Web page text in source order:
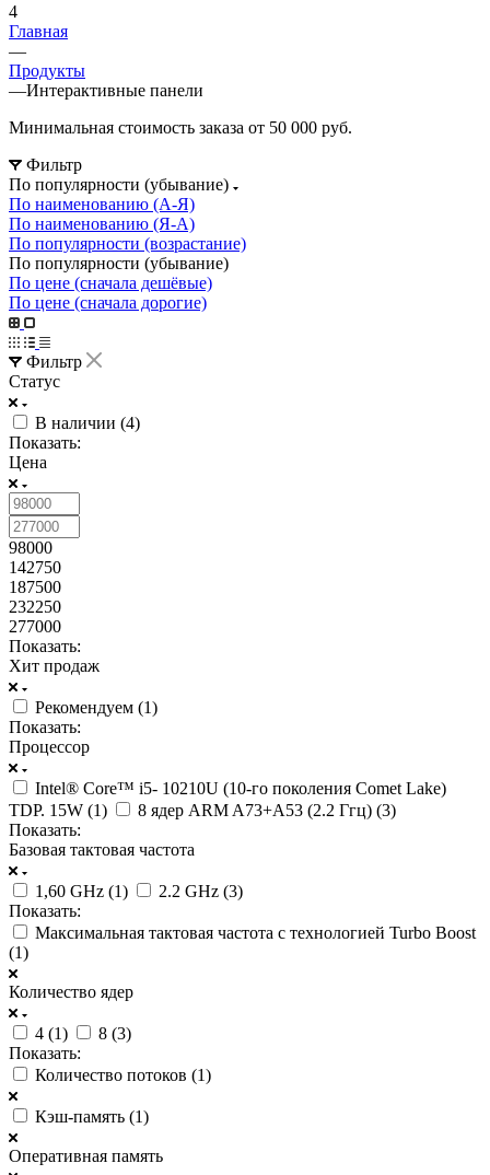
4
Главная
—
Продукты
—Интерактивные панели
Минимальная стоимость заказа от 50 000 руб.
Фильтр
По популярности (убывание)
По наименованию (А-Я)
По наименованию (Я-А)
По популярности (возрастание)
По популярности (убывание)
По цене (сначала дешёвые)
По цене (сначала дорогие)
Фильтр
Статус
В наличии (4)
Показать:
Цена
98000
142750
187500
232250
277000
Показать:
Хит продаж
Рекомендуем (1)
Показать:
Процессор
Intel® Core™ i5- 10210U (10-го поколения Comet Lake)
TDP. 15W (1) 8 ядер ARM A73+А53 (2.2 Ггц) (3)
Показать:
Базовая тактовая частота
1,60 GHz (1) 2.2 GHz (3)
Показать:
Максимальная тактовая частота с технологией Turbo Boost
(1)
Количество ядер
4 (1) 8 (3)
Показать:
Количество потоков (1)
Кэш-память (1)
Оперативная память